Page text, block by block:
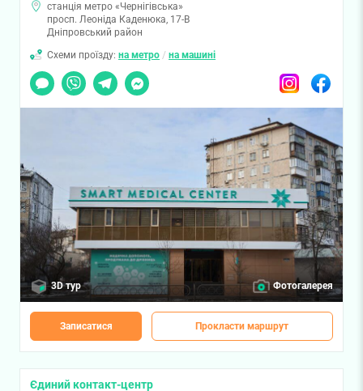
станція метро «Чернігівська»
просп. Леоніда Каденюка, 17-В
Дніпровський район
Схеми проїзду: на метро / на машині
Чат
Viber TelegramMessenger InstagramFacebook
3D тур Фотогалерея
Записатися Прокласти маршрут
Єдиний контакт-центр